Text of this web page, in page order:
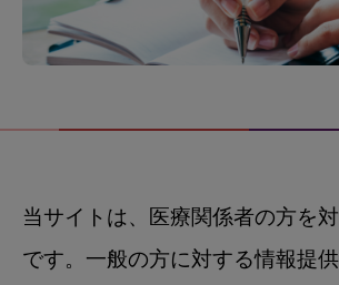
当サイトは、医療関係者の方を
です。一般の方に対する情報提